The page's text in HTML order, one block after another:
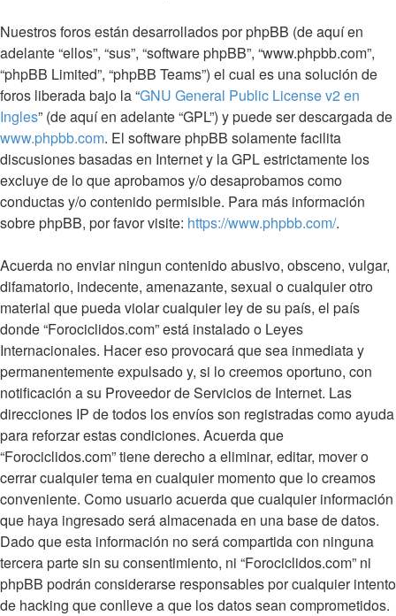
Nuestros foros están desarrollados por phpBB (de aquí en
adelante “ellos”, “sus”, “software phpBB”, “www.phpbb.com”,
“phpBB Limited”, “phpBB Teams”) el cual es una solución de
foros liberada bajo la “GNU General Public License v2 en
Ingles” (de aquí en adelante “GPL”) y puede ser descargada de
www.phpbb.com. El software phpBB solamente facilita
discusiones basadas en Internet y la GPL estrictamente los
excluye de lo que aprobamos y/o desaprobamos como
conductas y/o contenido permisible. Para más información
sobre phpBB, por favor visite: https://www.phpbb.com/.
Acuerda no enviar ningun contenido abusivo, obsceno, vulgar,
difamatorio, indecente, amenazante, sexual o cualquier otro
material que pueda violar cualquier ley de su país, el país
donde “Forociclidos.com” está instalado o Leyes
Internacionales. Hacer eso provocará que sea inmediata y
permanentemente expulsado y, si lo creemos oportuno, con
notificación a su Proveedor de Servicios de Internet. Las
direcciones IP de todos los envíos son registradas como ayuda
para reforzar estas condiciones. Acuerda que
“Forociclidos.com” tiene derecho a eliminar, editar, mover o
cerrar cualquier tema en cualquier momento que lo creamos
conveniente. Como usuario acuerda que cualquier información
que haya ingresado será almacenada en una base de datos.
Dado que esta información no será compartida con ninguna
tercera parte sin su consentimiento, ni “Forociclidos.com” ni
phpBB podrán considerarse responsables por cualquier intento
de hacking que conlleve a que los datos sean comprometidos.